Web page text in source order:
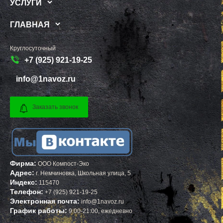
ПЕРВОМАЙСКОЕ
ПЕРЕСВЕТ
ПЕСКИ
ПИРОГОВСКИЙ
ПОВАРОВО
ПОДОЛЬСК
ПОЛУШКИНО
ПОСЕЛОК ВОСКРЕСЕНСКОЕ
ПОСЕЛОК БИОКОМБИНАТА
ПОСЕЛОК БОЛЬШЕВИК
ПОСЕЛОК ВОЛОДАРСКОГО
ПОСЕЛОК ВОРОВСКОГО
ПОСЕЛОК ИМ. ЦЮРУПЫ
ПОСЕЛОК ЛЕСНЫЕ ПОЛЯНЫ
ПОСЕЛОК ЛМС
МОСРЕНТГЕН
ПРАВДИНСКИЙ
ПРИВОКЗАЛЬНЫЙ
ПРОЛЕТАРСКИЙ
ПРОТВИНО
ПТИЧНОЕ
ПУЧКОВО
ПУШКИНО
ПУЩИНО
РАДОВИЦКИЙ
РАЗВИЛКА
РАМЕНСКОЕ
ДАНКОВ
МИЧУРИНСК
ВЯЗНИКИ
ГОРОДЕЦ
САСОВО
СУХОЙ ЛОГ
ГУРЬЕВСК
МИХАЙЛОВ
НЯГАНЬ
МЕЛЕУЗ
КОЛЬЧУГИНО
КАМЫШИН
ТИХВИН
НОВОШАХТИНСК
ВОЛЬСК
КОНАКОВО
САРАПУЛ
КОМСОМОЛЬСК НА АМУРЕ
КИЗИЛЮРТ
МИХАЙЛОВСК
ПЕТУШКИ
ПРИМОРСКО АХТАРСК
ЛЕСОСИБИРСК
БУДЕННОВСК
КАЛЯЗИН
ГЛАЗОВ
РУБЦОВСК
УСЛУГИ
ГЛАВНАЯ
Круглосуточный
+7 (925) 921-19-25
info@1navoz.ru
Заказать звонок
Фирма: ООО Компост-Эко
Адрес:г. Немчиновка, Школьная улица, 5
Индекс: 115470
Телефон: +7 (925) 921-19-25
Электронная почта: info@1navoz.ru
График работы:9:00-21:00, ежедневно